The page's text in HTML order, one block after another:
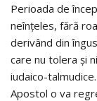
Perioada de
neînțeles, fără
derivând din
care nu tolera și
iudaico-
Apostol o va